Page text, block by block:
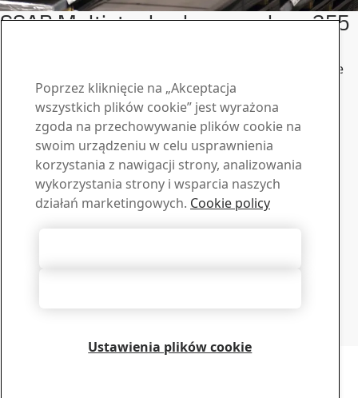
SSAB Multisteel pokrywa zakres 355
SSAB Multisteel to stal konstrukcyjna, która spełnia wiele
amerykańskich i europejskich norm konstrukcyjnych,
budowy statków i zbiorników ciśnieniowych dla stali 355
Skontaktuj się z SSAB
Skontaktuj się z nami
Jak możemy Ci pomóc?
Pobierz broszury, certyfikaty i inne materiały SSAB
Copyright 2026
Poprzez kliknięcie na „Akceptacja
wszystkich plików cookie” jest wyrażona
zgoda na przechowywanie plików cookie na
swoim urządzeniu w celu usprawnienia
korzystania z nawigacji strony, analizowania
wykorzystania strony i wsparcia naszych
działań marketingowych. Cookie policy
Ustawienia plików cookie